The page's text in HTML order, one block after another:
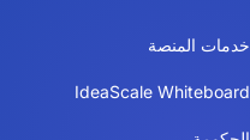
خدمات المنصة
IdeaScale Whiteboard